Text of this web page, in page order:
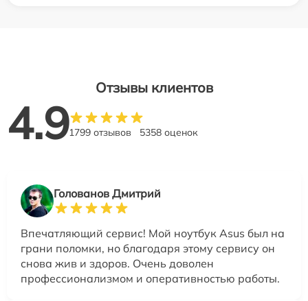
Отзывы клиентов
4.91799 отзывов 5358 оценок
Голованов Дмитрий
Впечатляющий сервис! Мой ноутбук Asus был на
грани поломки, но благодаря этому сервису он
снова жив и здоров. Очень доволен
профессионализмом и оперативностью работы.